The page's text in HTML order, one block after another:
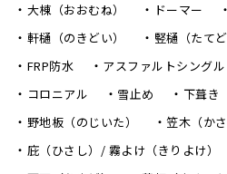
大棟（おおむね）
ドーマー
軒樋（のきどい）
竪樋（たてど
FRP防水
アスファルトシングル
コロニアル
雪止め
下葺き
野地板（のじいた）
笠木（かさ
庇（ひさし）/ 霧よけ（きりよけ）